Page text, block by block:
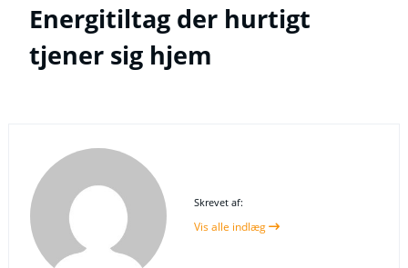
Energitiltag der hurtigt
tjener sig hjem
Skrevet af:
Vis alle indlæg